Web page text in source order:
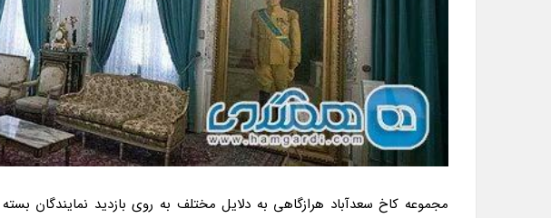
مجموعه کاخ سعدآباد هرازگاهی به دلایل مختلف به روی بازدید نمایندگان